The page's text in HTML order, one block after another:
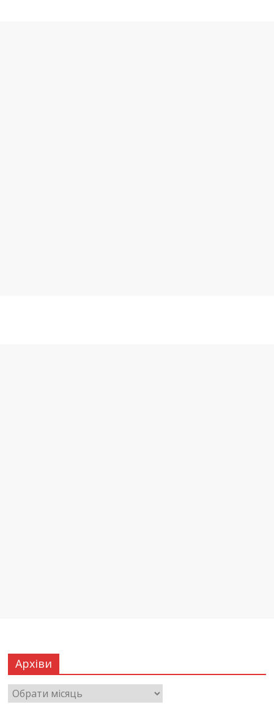
Архіви